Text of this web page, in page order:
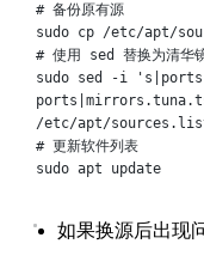
# 备份原有源
sudo
cp /etc/apt/
# 使用 sed 替换为清华镜
sudo
sed -i
/etc/apt/
# 更新软件列表
sudo apt update
如果换源后出现